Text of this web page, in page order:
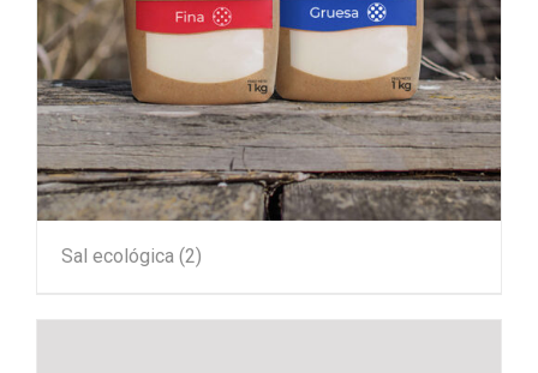
Sal ecológica (2)